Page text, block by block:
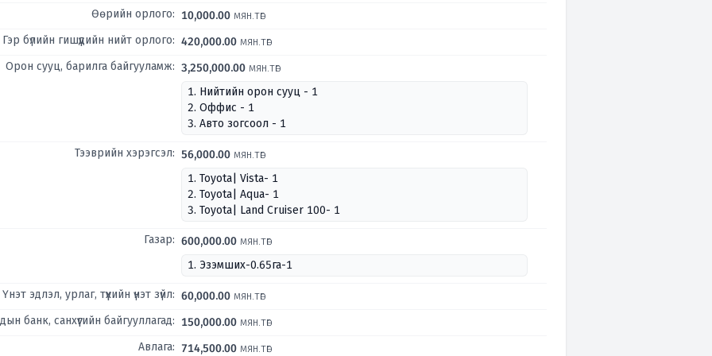
Өөрийн орлого: 10,000.00 мян.төг
Гэр бүлийн гишүүдийн нийт орлого: 420,000.00 мян.төг
Орон сууц, барилга байгууламж: 3,250,000.00 мян.төг
1. Нийтийн орон сууц - 1
2. Оффис - 1
3. Авто зогсоол - 1
Тээврийн хэрэгсэл: 56,000.00 мян.төг
1. Toyota| Vista- 1
2. Toyota| Aqua- 1
3. Toyota| Land Cruiser 100- 1
Газар: 600,000.00 мян.төг
1. Эзэмших-0.65га-1
Үнэт эдлэл, урлаг, түүхийн үнэт зүйл: 60,000.00 мян.төг
банк, санхүүгийн байгууллагад: 150,000.00 мян.төг
Авлага: 714,500.00 мян.төг